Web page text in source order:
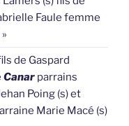
Faule femme
de Gaspard
Canar parrains
Poing (s) et
Marie Macé (s)